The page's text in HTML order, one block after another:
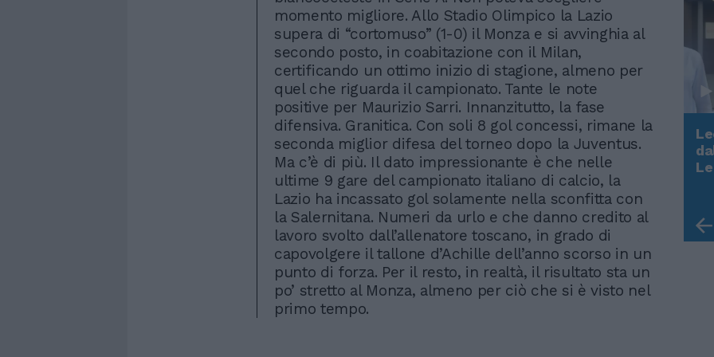
momento migliore. Allo Stadio Olimpico la Lazio
supera di “cortomuso” (1-0) il Monza e si avvinghia al
secondo posto, in coabitazione con il Milan,
certificando un ottimo inizio di stagione, almeno per
quel che riguarda il campionato. Tante le note
positive per Maurizio Sarri. Innanzitutto, la fase
difensiva. Granitica. Con soli 8 gol concessi, rimane la
seconda miglior difesa del torneo dopo la Juventus.
Ma c’è di più. Il dato impressionante è che nelle
ultime 9 gare del campionato italiano di calcio, la
Lazio ha incassato gol solamente nella sconfitta con
la Salernitana. Numeri da urlo e che danno credito al
lavoro svolto dall’allenatore toscano, in grado di
capovolgere il tallone d’Achille dell’anno scorso in un
punto di forza. Per il resto, in realtà, il risultato sta un
po’ stretto al Monza, almeno per ciò che si è visto nel
primo tempo.
Rudy Giuliani a Come States?
Trump, Meloni e la strategia
americana